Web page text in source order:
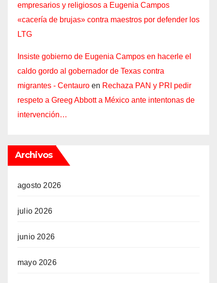
empresarios y religiosos a Eugenia Campos
«cacería de brujas» contra maestros por defender los
LTG
Insiste gobierno de Eugenia Campos en hacerle el
caldo gordo al gobernador de Texas contra
migrantes - Centauro en Rechaza PAN y PRI pedir
respeto a Greeg Abbott a México ante intentonas de
intervención…
Archivos
agosto 2026
julio 2026
junio 2026
mayo 2026